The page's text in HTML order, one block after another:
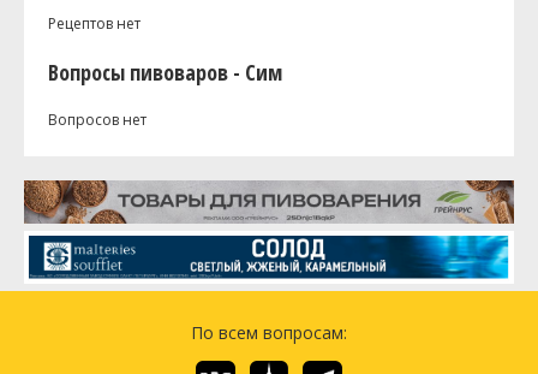
Рецептов нет
Вопросы пивоваров - Сим
Вопросов нет
По всем вопросам: